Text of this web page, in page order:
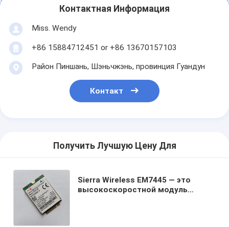
Контактная Информация
Miss. Wendy
+86 15884712451 or +86 13670157103
Район Пиншань, Шэньчжэнь, провинция Гуандун
Контакт
Получить Лучшую Цену Для
Sierra Wireless EM7445 — это
высокоскоростной модуль